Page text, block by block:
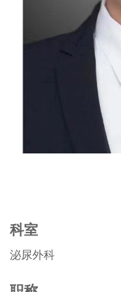
科室
泌尿外科